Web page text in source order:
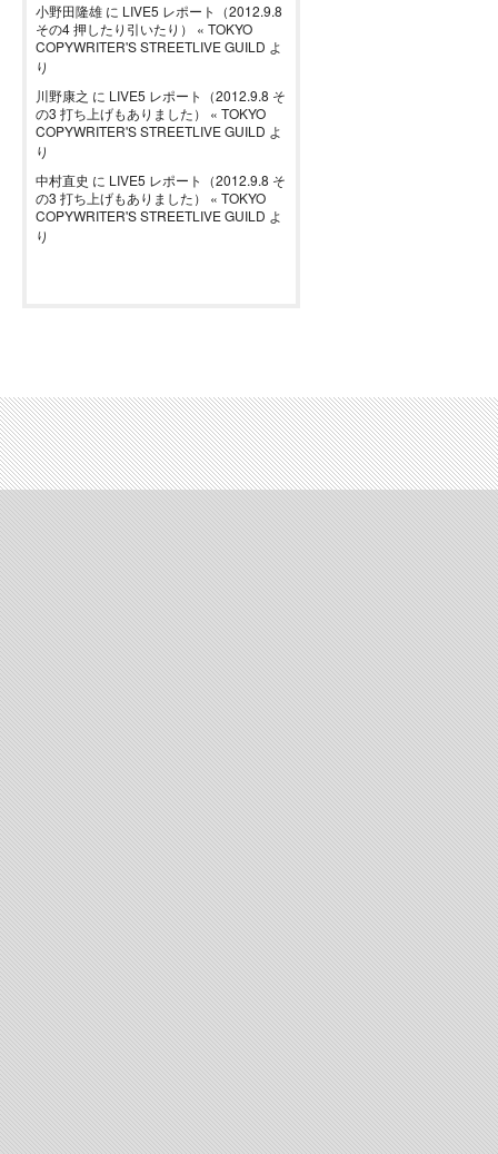
小野田隆雄 に LIVE5 レポート（2012.9.8
その4 押したり引いたり） « TOKYO
COPYWRITER'S STREETLIVE GUILD よ
り
川野康之 に LIVE5 レポート（2012.9.8 そ
の3 打ち上げもありました） « TOKYO
COPYWRITER'S STREETLIVE GUILD よ
り
中村直史 に LIVE5 レポート（2012.9.8 そ
の3 打ち上げもありました） « TOKYO
COPYWRITER'S STREETLIVE GUILD よ
り